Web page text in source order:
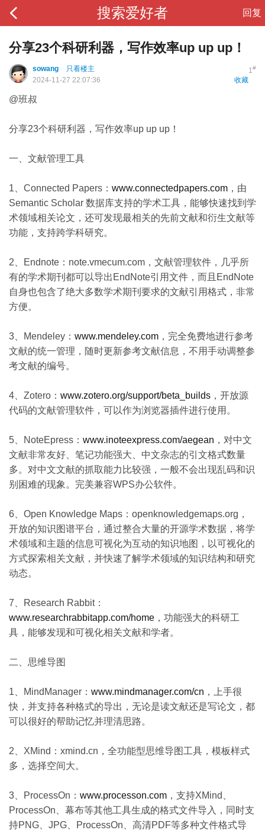
搜索爱好者 回复
分享23个科研利器，写作效率up up up！
1#
sowang
只看楼主
收藏
2024-11-27 22:07:36
@班叔
分享23个科研利器，写作效率up up up！
一、文献管理工具
1、Connected Papers： www.connectedpapers.com ，由
Semantic Scholar 数据库支持的学术工具，能够快速找到学
术领域相关论文，还可发现最相关的先前文献和衍生文献等
功能，支持跨学科研究。
2、Endnote：note.vmecum.com，文献管理软件，几乎所
有的学术期刊都可以导出EndNote引用文件，而且EndNote
自身也包含了绝大多数学术期刊要求的文献引用格式，非常
方便。
3、Mendeley： www.mendeley.com ，完全免费地进行参考
文献的统一管理，随时更新参考文献信息，不用手动调整参
考文献的编号。
4、Zotero： www.zotero.org/support/beta_builds ，开放源
代码的文献管理软件，可以作为浏览器插件进行使用。
5、NoteEpress： www.inoteexpress.com/aegean ，对中文
文献非常友好、笔记功能强大、中文杂志的引文格式数量
多。对中文文献的抓取能力比较强，一般不会出现乱码和识
别困难的现象。完美兼容WPS办公软件。
6、Open Knowledge Maps：openknowledgemaps.org，
开放的知识图谱平台，通过整合大量的开源学术数据，将学
术领域和主题的信息可视化为互动的知识地图，以可视化的
方式探索相关文献，并快速了解学术领域的知识结构和研究
动态。
7、Research Rabbit：
www.researchrabbitapp.com/home ，功能强大的科研工
具，能够发现和可视化相关文献和学者。
二、思维导图
1、MindManager： www.mindmanager.com/cn ，上手很
快，并支持各种格式的导出，无论是读文献还是写论文，都
可以很好的帮助记忆并理清思路。
2、XMind：xmind.cn，全功能型思维导图工具，模板样式
多，选择空间大。
3、ProcessOn： www.processon.com ，支持XMind、
ProcessOn、幕布等其他工具生成的格式文件导入，同时支
持PNG、JPG、ProcessOn、高清PDF等多种文件格式导